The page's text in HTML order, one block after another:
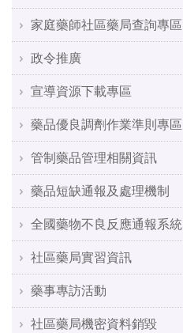
家庭藥師社區藥局查詢專區
政令推廣
宣導資源下載專區
藥品優良調劑作業準則專區
管制藥品管理相關資訊
藥品短缺通報及處理機制
全國藥物不良反應通報系統
社區藥局實習資訊
藥事專訪活動
社區藥局機密資料銷毀